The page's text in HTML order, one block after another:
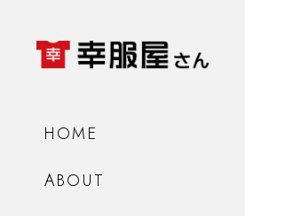
HOME
ABOUT